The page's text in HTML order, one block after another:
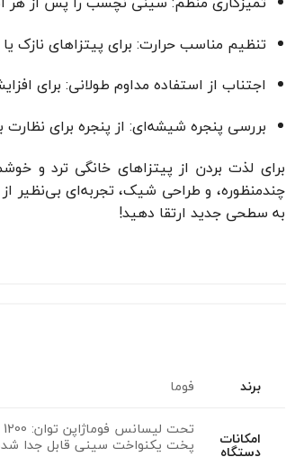
تنظیم مناسب حرارت: برای پیتزاهای نازک
اجتناب از استفاده مداوم طولانی: برای
بررسی پنجره شیشه‌ای: از پنجره برای
چندمنظوره، و طراحی شیک، تجربه‌ای بی‌نظیر
به سطحی جدید ارتقا دهید!
برند فوما
امکانات
دستگاه